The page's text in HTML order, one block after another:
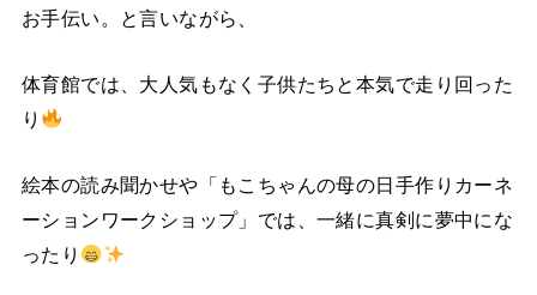
お手伝い。と言いながら、
体育館では、大人気もなく子供たちと本気で走り回った
り
絵本の読み聞かせや「もこちゃんの母の日手作りカーネ
ーションワークショップ」では、一緒に真剣に夢中にな
ったり